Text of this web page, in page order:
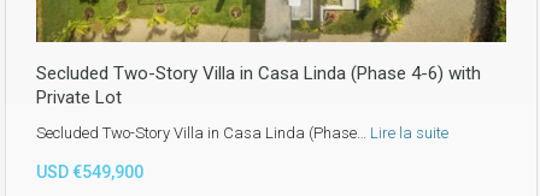
Secluded Two-Story Villa in Casa Linda (Phase 4-6) with
Private Lot
Secluded Two-Story Villa in Casa Linda (Phase… Lire la suite
USD €549,900